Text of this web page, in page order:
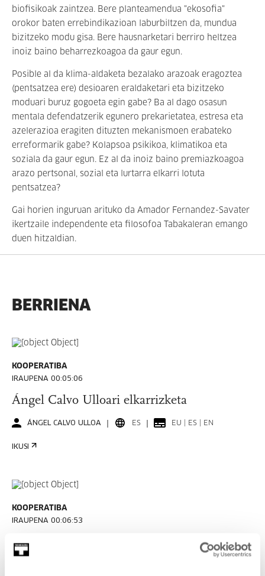
biofisikoak zaintzea. Bere planteamendua "ekosofia"
orokor baten errebindikazioan laburbiltzen da, mundua
bizitzeko modu gisa. Bere hausnarketari berriro heltzea
inoiz baino beharrezkoagoa da gaur egun.
Posible al da klima-aldaketa bezalako arazoak eragoztea
(pentsatzea ere) desioaren eraldaketari eta bizitzeko
moduari buruz gogoeta egin gabe? Ba al dago osasun
mentala defendatzerik egunero prekarietatea, estresa eta
azelerazioa eragiten dituzten mekanismoen erabateko
erreformarik gabe? Kolapsoa psikikoa, klimatikoa eta
soziala da gaur egun. Ez al da inoiz baino premiazkoagoa
arazo pertsonal, sozial eta lurtarra elkarri lotuta
pentsatzea?
Gai horien inguruan arituko da Amador Fernandez-Savater
ikertzaile independente eta filosofoa Tabakaleran emango
duen hitzaldian.
BERRIENA
KOOPERATIBA
IRAUPENA 00:05:06
Ángel Calvo Ulloari elkarrizketa
ÁNGEL CALVO ULLOA ES EU | ES | EN
IKUSI
KOOPERATIBA
IRAUPENA 00:06:53
Carla Filiperi elkarrizketa